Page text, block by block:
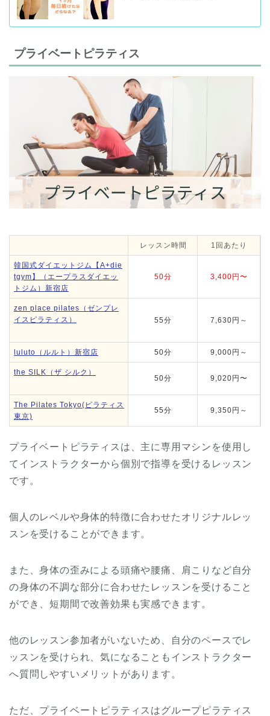
プライベートピラティス
レッスン時間 1回あたり
韓国式ダイエットジム【A+die
tgym】（エープラスダイエッ
トジム）新宿店
50分 3,400円〜
zen place pilates（ゼンプレ
イスピラティス）
55分 7,630円～
luluto（ルルト）新宿店 50分 9,000円～
the SILK（ザ シルク）
50分 9,020円〜
The Pilates Tokyo(ピラティス
東京)
55分 9,350円～
プライベートピラティスは、主に専用マシンを使用し
てインストラクターから個別で指導を受けるレッスン
です。
個人のレベルや身体的特徴に合わせたオリジナルレッ
スンを受けることができます。
また、身体の歪みによる頭痛や腰痛、肩こりなど自分
の身体の不調な部分に合わせたレッスンを受けること
ができ、短期間で改善効果も実感できます。
他のレッスン参加者がいないため、自分のペースでレ
ッスンを受けられ、気になることもインストラクター
へ質問しやすいメリットがあります。
ただ、プライベートピラティスはグループピラティス